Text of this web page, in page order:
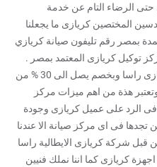
حتى الرضاء التام عن خدمة
المختصين كريازى ما يجعلنا
بمصر رقم تليفون صيانة كريازي
توكيل كريازى المعتمد بمصر .
رابعا : قطع غيار اصلية من شركة كريازى راسا وبخصم يصل الى 30 % من
هذة من اهم ميزات مركز
الرد على عميل كريازى وجودة
تجدها فى اى مركز صيانة الا عندنا
قبل شركة كريازى الايطالية راسا
كريازى كما اننا نملك فنيين